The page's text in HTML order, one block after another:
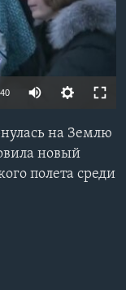
available
на Землю
новый
полета среди